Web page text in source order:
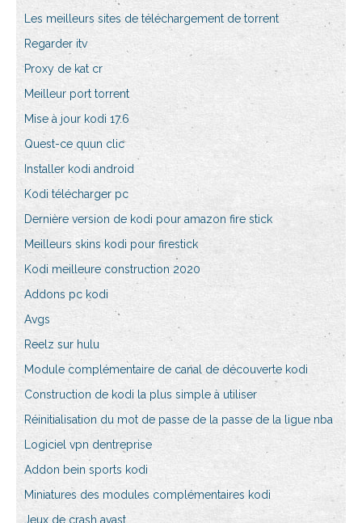
Les meilleurs sites de téléchargement de torrent
Regarder itv
Proxy de kat cr
Meilleur port torrent
Mise à jour kodi 17.6
Quest-ce quun clic
Installer kodi android
Kodi télécharger pc
Dernière version de kodi pour amazon fire stick
Meilleurs skins kodi pour firestick
Kodi meilleure construction 2020
Addons pc kodi
Avgs
Reelz sur hulu
Module complémentaire de canal de découverte kodi
Construction de kodi la plus simple à utiliser
Réinitialisation du mot de passe de la passe de la ligue nba
Logiciel vpn dentreprise
Addon bein sports kodi
Miniatures des modules complémentaires kodi
Jeux de crash avast